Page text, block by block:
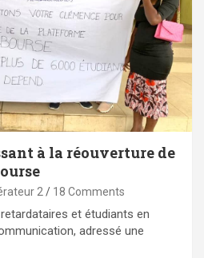
à la réouverture de
2 18 Comments
et étudiants en
adressé une